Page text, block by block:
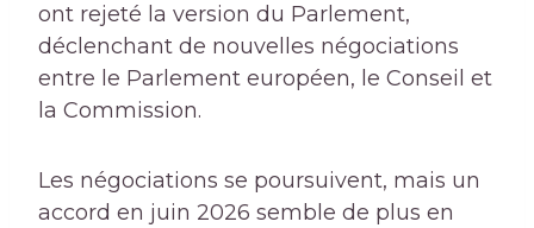
ont rejeté la version du Parlement,
déclenchant de nouvelles négociations
entre le Parlement européen, le Conseil et
la Commission.
Les négociations se poursuivent, mais un
accord en juin 2026 semble de plus en